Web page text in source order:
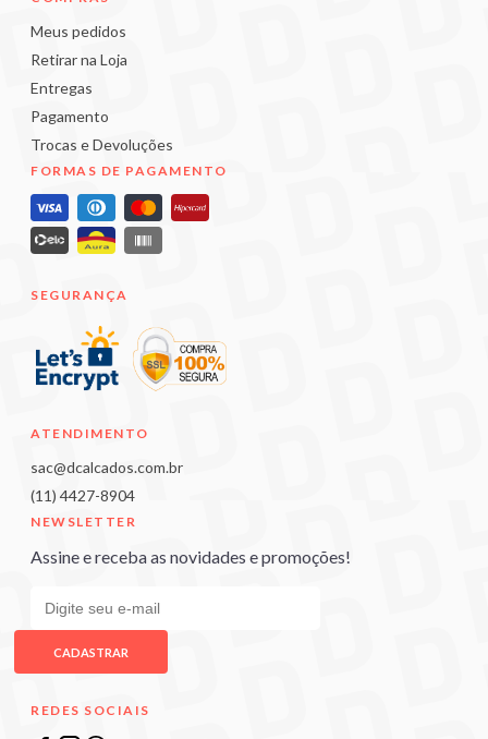
Meus pedidos
Retirar na Loja
Entregas
Pagamento
Trocas e Devoluções
FORMAS DE PAGAMENTO
SEGURANÇA
ATENDIMENTO
sac@dcalcados.com.br
(11) 4427-8904
NEWSLETTER
Assine e receba as novidades e promoções!
CADASTRAR
REDES SOCIAIS